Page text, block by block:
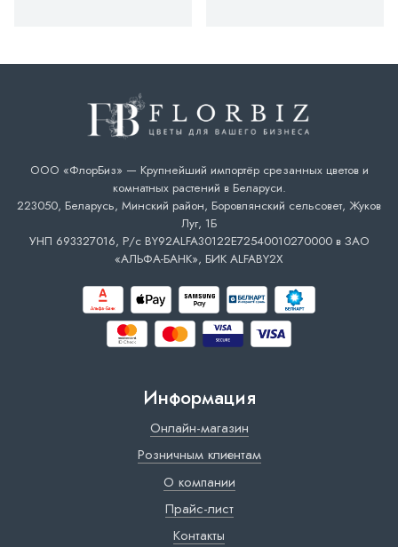
ООО «ФлорБиз» — Крупнейший импортёр срезанных цветов и
комнатных растений в Беларуси.
223050, Беларусь, Минский район, Боровлянский сельсовет, Жуков
Луг, 1Б
УНП 693327016, Р/с BY92ALFA30122E72540010270000 в ЗАО
«АЛЬФА-БАНК», БИК ALFABY2X
Информация
Онлайн-магазин
Розничным клиентам
О компании
Прайс-лист
Контакты